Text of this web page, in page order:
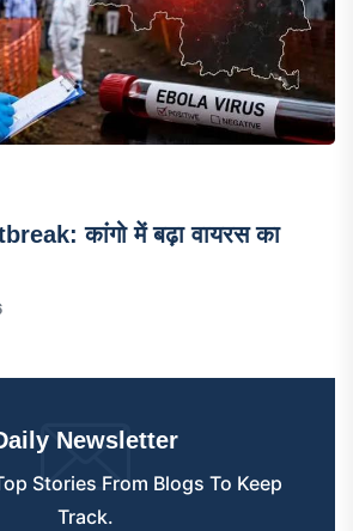
कांगो में बढ़ा वायरस का
Newsletter
Stories From Blogs To Keep
Track.